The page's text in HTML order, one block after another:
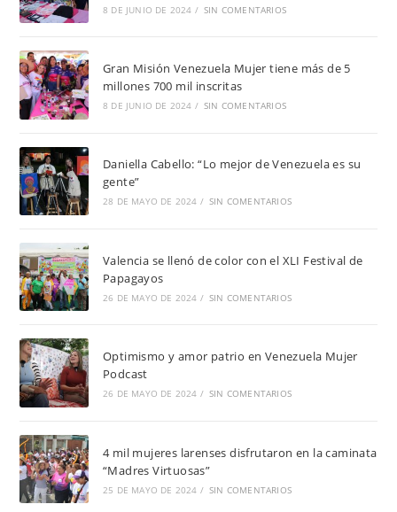
8 DE JUNIO DE 2024 / SIN COMENTARIOS
Gran Misión Venezuela Mujer tiene más de 5
millones 700 mil inscritas
8 DE JUNIO DE 2024 / SIN COMENTARIOS
Daniella Cabello: “Lo mejor de Venezuela es su
gente”
28 DE MAYO DE 2024 / SIN COMENTARIOS
Valencia se llenó de color con el XLI Festival de
Papagayos
26 DE MAYO DE 2024 / SIN COMENTARIOS
Optimismo y amor patrio en Venezuela Mujer
Podcast
26 DE MAYO DE 2024 / SIN COMENTARIOS
4 mil mujeres larenses disfrutaron en la caminata
“Madres Virtuosas”
25 DE MAYO DE 2024 / SIN COMENTARIOS